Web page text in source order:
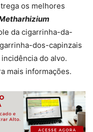
os melhores
da cigarrinha-da-
dos-capinzais
do alvo.
mais informações.